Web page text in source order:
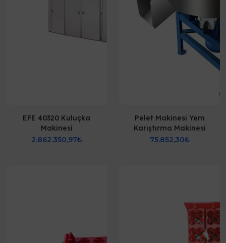
EFE 40320 Kuluçka
Makinesi
2.862.350,97₺
Pelet Makinesi Yem
Karıştırma Makinesi
75.852,30₺